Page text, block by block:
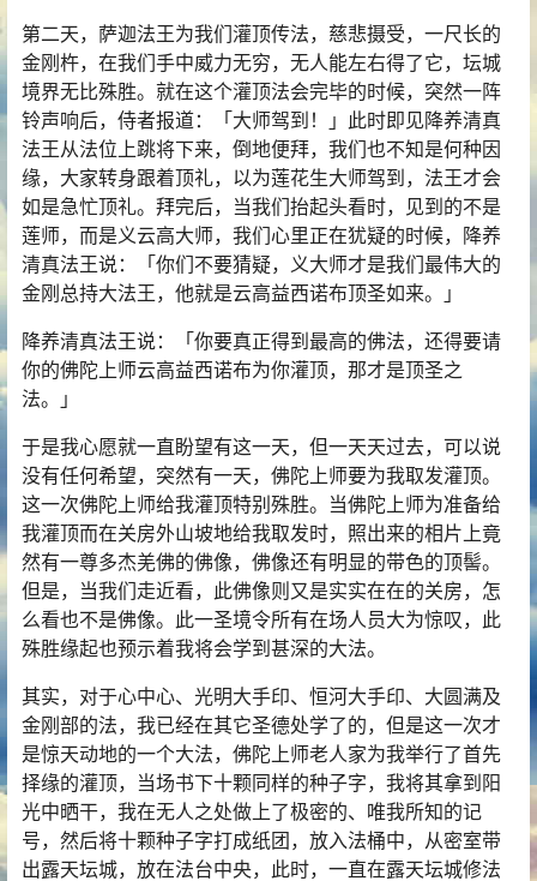
第二天，萨迦法王为我们灌顶传法，慈悲摄受，一尺长的
金刚杵，在我们手中威力无穷，无人能左右得了它，坛城
境界无比殊胜。就在这个灌顶法会完毕的时候，突然一阵
铃声响后，侍者报道：「大师驾到！」此时即见降养清真
法王从法位上跳将下来，倒地便拜，我们也不知是何种因
缘，大家转身跟着顶礼，以为莲花生大师驾到，法王才会
如是急忙顶礼。拜完后，当我们抬起头看时，见到的不是
莲师，而是义云高大师，我们心里正在犹疑的时候，降养
清真法王说：「你们不要猜疑，义大师才是我们最伟大的
金刚总持大法王，他就是云高益西诺布顶圣如来。」
降养清真法王说：「你要真正得到最高的佛法，还得要请
你的佛陀上师云高益西诺布为你灌顶，那才是顶圣之
法。」
于是我心愿就一直盼望有这一天，但一天天过去，可以说
没有任何希望，突然有一天，佛陀上师要为我取发灌顶。
这一次佛陀上师给我灌顶特别殊胜。当佛陀上师为准备给
我灌顶而在关房外山坡地给我取发时，照出来的相片上竟
然有一尊多杰羌佛的佛像，佛像还有明显的带色的顶髻。
但是，当我们走近看，此佛像则又是实实在在的关房，怎
么看也不是佛像。此一圣境令所有在场人员大为惊叹，此
殊胜缘起也预示着我将会学到甚深的大法。
其实，对于心中心、光明大手印、恒河大手印、大圆满及
金刚部的法，我已经在其它圣德处学了的，但是这一次才
是惊天动地的一个大法，佛陀上师老人家为我举行了首先
择缘的灌顶，当场书下十颗同样的种子字，我将其拿到阳
光中晒干，我在无人之处做上了极密的、唯我所知的记
号，然后将十颗种子字打成纸团，放入法桶中，从密室带
出露天坛城，放在法台中央，此时，一直在露天坛城修法